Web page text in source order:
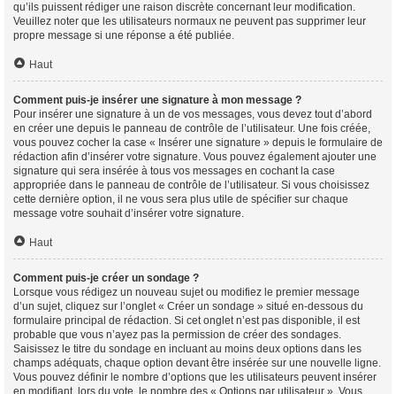
qu’ils puissent rédiger une raison discrète concernant leur modification.
Veuillez noter que les utilisateurs normaux ne peuvent pas supprimer leur
propre message si une réponse a été publiée.
Haut
Comment puis-je insérer une signature à mon message ?
Pour insérer une signature à un de vos messages, vous devez tout d’abord
en créer une depuis le panneau de contrôle de l’utilisateur. Une fois créée,
vous pouvez cocher la case « Insérer une signature » depuis le formulaire de
rédaction afin d’insérer votre signature. Vous pouvez également ajouter une
signature qui sera insérée à tous vos messages en cochant la case
appropriée dans le panneau de contrôle de l’utilisateur. Si vous choisissez
cette dernière option, il ne vous sera plus utile de spécifier sur chaque
message votre souhait d’insérer votre signature.
Haut
Comment puis-je créer un sondage ?
Lorsque vous rédigez un nouveau sujet ou modifiez le premier message
d’un sujet, cliquez sur l’onglet « Créer un sondage » situé en-dessous du
formulaire principal de rédaction. Si cet onglet n’est pas disponible, il est
probable que vous n’ayez pas la permission de créer des sondages.
Saisissez le titre du sondage en incluant au moins deux options dans les
champs adéquats, chaque option devant être insérée sur une nouvelle ligne.
Vous pouvez définir le nombre d’options que les utilisateurs peuvent insérer
en modifiant, lors du vote, le nombre des « Options par utilisateur ». Vous